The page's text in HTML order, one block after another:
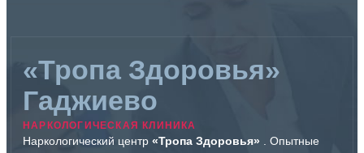
«Тропа Здоровья»
Гаджиево
НАРКОЛОГИЧЕСКАЯ КЛИНИКА
Наркологический центр «Тропа Здоровья» . Опытные